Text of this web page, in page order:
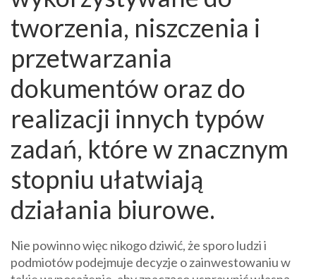
tworzenia, niszczenia i
przetwarzania
dokumentów oraz do
realizacji innych typów
zadań, które w znacznym
stopniu ułatwiają
działania biurowe.
Nie powinno więc nikogo dziwić, że sporo ludzi i
podmiotów podejmuje decyzje o zainwestowaniu w